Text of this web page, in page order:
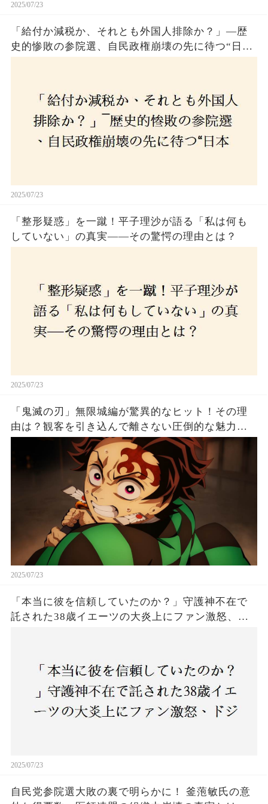
2025/07/23
「給付か減税か、それとも外国人排除か？」―歴
史的惨敗の参院選、自民政権崩壊の先に待つ“日本
2025/07/23
「整形疑惑」を一蹴！平子理沙が語る「私は何も
していない」の真実——その驚愕の理由とは？
2025/07/23
「鬼滅の刃」無限城編が驚異的なヒット！その理
由は？観客を引き込んで離さない圧倒的な魅力と
2025/07/23
「本当に彼を信頼していたのか？」守護神不在で
託された38歳イエーツの大炎上にファン激怒、ド
2025/07/23
自民党参院選大敗の裏で明らかに！ 釜萢敏氏の意